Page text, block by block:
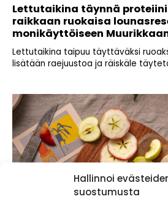
Hallinnoi
suostumusta
Lettutaikina täynnä
raikkaan ruokaisa
monikäyttöiseen
Lettutaikina taipuu täyttäväksi
lisätään raejuustoa ja räiskäle